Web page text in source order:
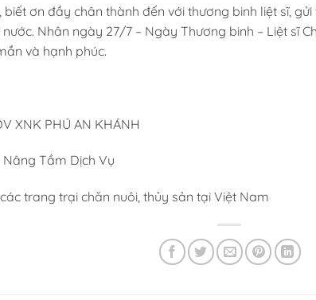
biết ơn đầy chân thành đến với thương binh liệt sĩ,
Nhân ngày 27/7 – Ngày Thương binh – Liệt sĩ
và hạnh phúc.
XNK PHÚ AN KHÁNH
Tầm Dịch Vụ
trang trại chăn nuôi, thủy sản tại Việt Nam